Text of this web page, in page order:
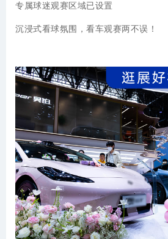
专属球迷观赛区域已设置
沉浸式看球氛围，看车观赛两不误！